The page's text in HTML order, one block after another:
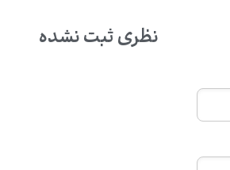
نظری ثبت نشده